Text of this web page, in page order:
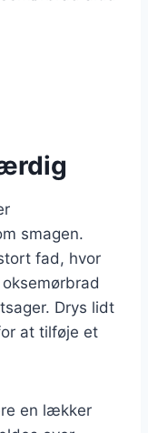
smagen.
fad, hvor
Drys lidt
at tilføje et
en lækker